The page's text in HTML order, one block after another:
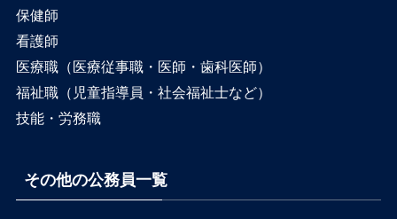
保健師
看護師
医療職（医療従事職・医師・歯科医師）
福祉職（児童指導員・社会福祉士など）
技能・労務職
その他の公務員一覧